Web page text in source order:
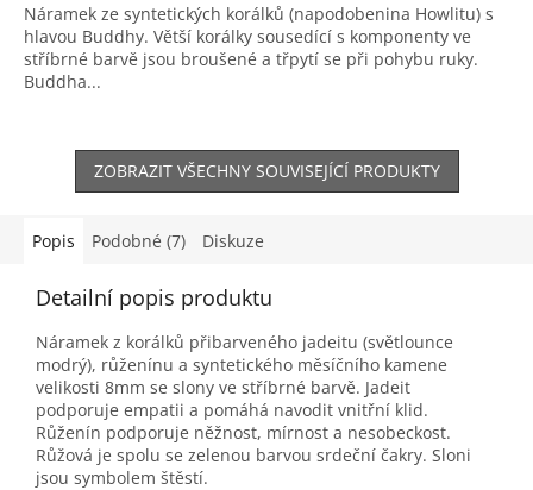
Náramek ze syntetických korálků (napodobenina Howlitu) s
hlavou Buddhy. Větší korálky sousedící s komponenty ve
stříbrné barvě jsou broušené a třpytí se při pohybu ruky.
Buddha...
ZOBRAZIT VŠECHNY SOUVISEJÍCÍ PRODUKTY
Popis Podobné (7) Diskuze
Detailní popis produktu
Náramek z korálků přibarveného jadeitu (světlounce
modrý), růženínu a syntetického měsíčního kamene
velikosti 8mm se slony ve stříbrné barvě. Jadeit
podporuje empatii a pomáhá navodit vnitřní klid.
Růženín podporuje něžnost, mírnost a nesobeckost.
Růžová je spolu se zelenou barvou srdeční čakry. Sloni
jsou symbolem štěstí.